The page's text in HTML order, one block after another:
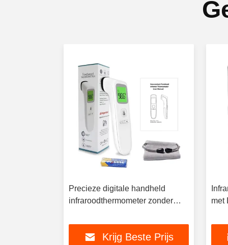
Precieze digitale handheld
infraroodthermometer zonder
Krijg Beste Prijs
met